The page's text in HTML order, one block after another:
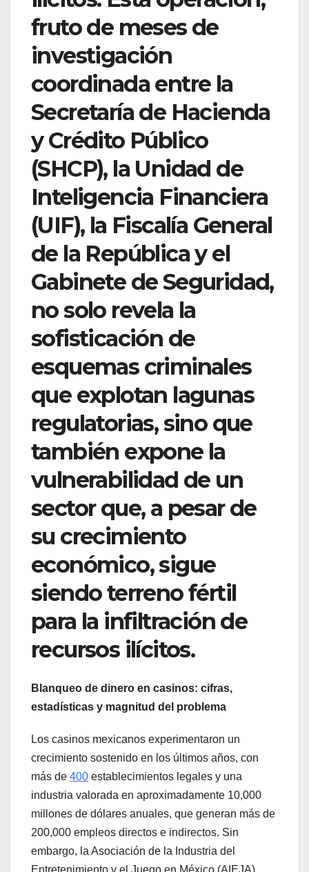
fruto de meses de
investigación
coordinada entre la
Secretaría de Hacienda
y Crédito Público
(SHCP), la Unidad de
Inteligencia Financiera
(UIF), la Fiscalía General
de la República y el
Gabinete de Seguridad,
no solo revela la
sofisticación de
esquemas criminales
que explotan lagunas
regulatorias, sino que
también expone la
vulnerabilidad de un
sector que, a pesar de
su crecimiento
económico, sigue
siendo terreno fértil
para la infiltración de
recursos ilícitos.
Blanqueo de dinero en casinos: cifras,
estadísticas y magnitud del problema
Los casinos mexicanos experimentaron un
crecimiento sostenido en los últimos años, con
más de 400 establecimientos legales y una
industria valorada en aproximadamente 10,000
millones de dólares anuales, que generan más de
200,000 empleos directos e indirectos. Sin
embargo, la Asociación de la Industria del
Entretenimiento y el Juego en México (AIEJA)